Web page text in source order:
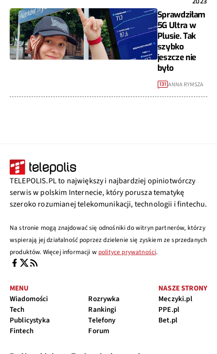
Sprawdziłam
5G Ultra w
Plusie. Tak
szybko
jeszcze nie
było
131 ANNA RYMSZA
TELEPOLIS.PL to największy i najbardziej opiniotwórczy
serwis w polskim Internecie, który porusza tematykę
szeroko rozumianej telekomunikacji, technologii i fintechu.
Na stronie mogą znajdować się odnośniki do witryn partnerów, którzy
wspierają jej działalność poprzez dzielenie się zyskiem ze sprzedanych
produktów. Więcej informacji w polityce prywatności.
MENU
Wiadomości
Tech
Publicystyka
Fintech
Rozrywka
Rankingi
Telefony
Forum
NASZE STRONY
Meczyki.pl
PPE.pl
Bet.pl